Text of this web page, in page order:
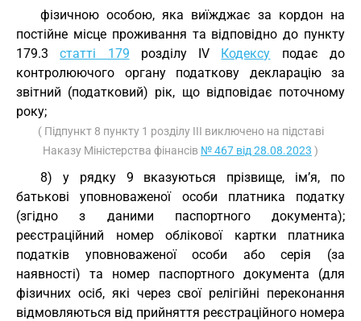
фізичною особою, яка виїжджає за кордон на
постійне місце проживання та відповідно до пункту
179.3статті 179 розділу IV Кодексу подає до
контролюючого органу податкову декларацію за
звітний (податковий) рік, що відповідає поточному
року;
( Підпункт 8 пункту 1 розділу III виключено на підставі
Наказу Міністерства фінансів № 467 від 28.08.2023 )
8) у рядку 9 вказуються прізвище, ім’я, по
батькові уповноваженої особи платника податку
(згідно з даними паспортного документа);
реєстраційний номер облікової картки платника
податків уповноваженої особи або серія (за
наявності) та номер паспортного документа (для
фізичних осіб, які через свої релігійні переконання
відмовляються від прийняття реєстраційного номера